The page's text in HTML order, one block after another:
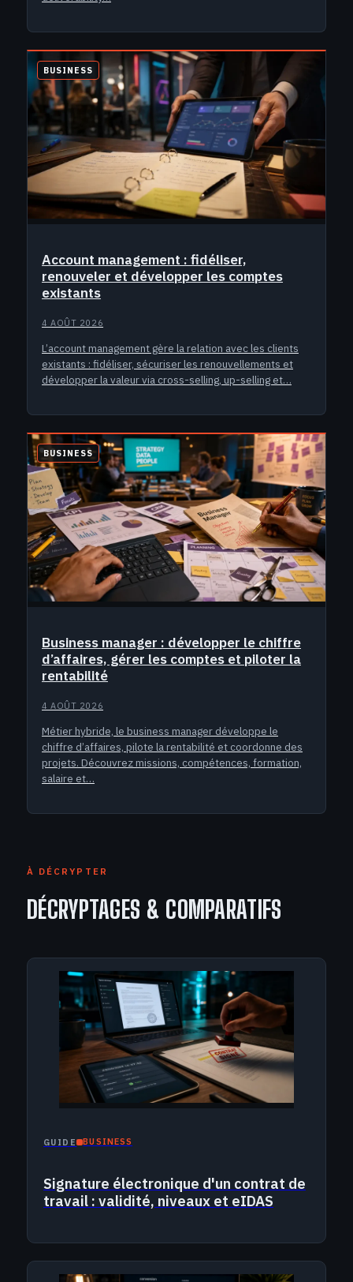
BUSINESS
Account management : fidéliser,
renouveler et développer les comptes
existants
4 AOÛT 2026
L’account management gère la relation avec les clients
existants : fidéliser, sécuriser les renouvellements et
développer la valeur via cross-selling, up-selling et…
BUSINESS
Business manager : développer le chiffre
d’affaires, gérer les comptes et piloter la
rentabilité
4 AOÛT 2026
Métier hybride, le business manager développe le
chiffre d’affaires, pilote la rentabilité et coordonne des
projets. Découvrez missions, compétences, formation,
salaire et…
À DÉCRYPTER
DÉCRYPTAGES & COMPARATIFS
GUIDE BUSINESS
Signature électronique d'un contrat de
travail : validité, niveaux et eIDAS